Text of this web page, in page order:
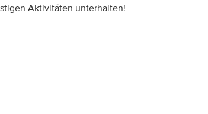
Aktivitäten unterhalten!